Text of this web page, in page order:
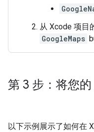
从 Xcode 项目
GoogleMaps
第 3 步：将您
以下示例展示了如何在